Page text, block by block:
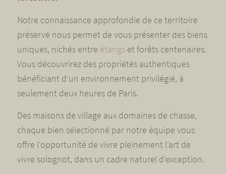
Notre connaissance approfondie de ce territoire
préservé nous permet de vous présenter des biens
uniques, nichés entre étangset forêts centenaires.
Vous découvrirez des propriétés authentiques
bénéficiant d’un environnement privilégié, à
seulement deux heures de Paris.
Des maisons de village aux domaines de chasse,
chaque bien sélectionné par notre équipe vous
offre l’opportunité de vivre pleinement l’art de
vivre solognot, dans un cadre naturel d’exception.